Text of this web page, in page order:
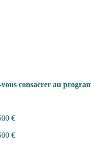
consacrer au
€
€